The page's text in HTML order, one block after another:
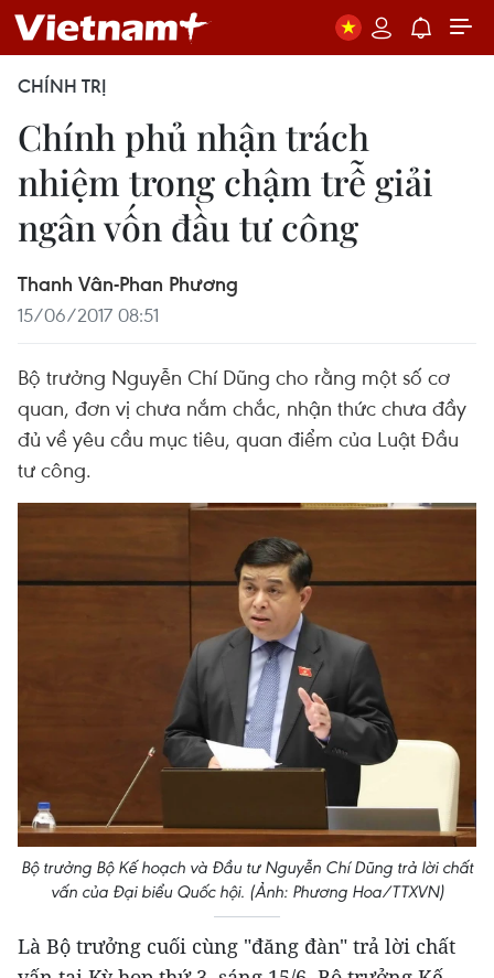
CHÍNH TRỊ
Chính phủ nhận trách
nhiệm trong chậm trễ giải
ngân vốn đầu tư công
Thanh Vân-Phan Phương
15/06/2017 08:51
Bộ trưởng Nguyễn Chí Dũng cho rằng một số cơ
quan, đơn vị chưa nắm chắc, nhận thức chưa đầy
đủ về yêu cầu mục tiêu, quan điểm của Luật Đầu
tư công.
Bộ trưởng Bộ Kế hoạch và Đầu tư Nguyễn Chí Dũng trả lời chất
vấn của Đại biểu Quốc hội. (Ảnh: Phương Hoa/TTXVN)
Là Bộ trưởng cuối cùng "đăng đàn" trả lời chất